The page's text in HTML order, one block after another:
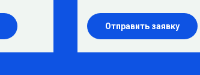
Отправить заявку